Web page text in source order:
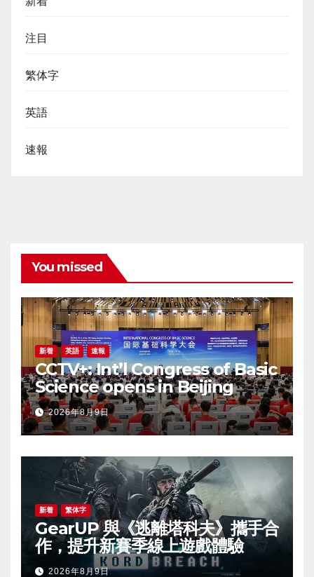
注目
繁体字
英語
速報
You missed
新着 英語 速報
CCTV+: Int’l Congress of Basic
Science opens in Beijing
2026年8月9日
新着 繁体字
GearUP 與《逃離塔科夫》攜手合
作，提升新賽季線上遊戲體驗
2026年8月9日